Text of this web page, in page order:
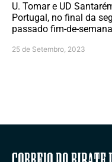
U. Tomar e UD
Portugal, no final da
passado fim-de-
25 de Setembro, 2023